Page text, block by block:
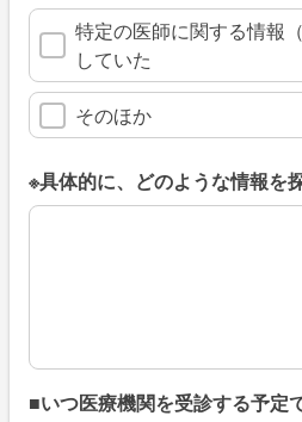
特定の医師に関する情報
していた
そのほか
※具体的に、どのような情報を
※具体的に、どのような情報を
■いつ医療機関を受診する予定